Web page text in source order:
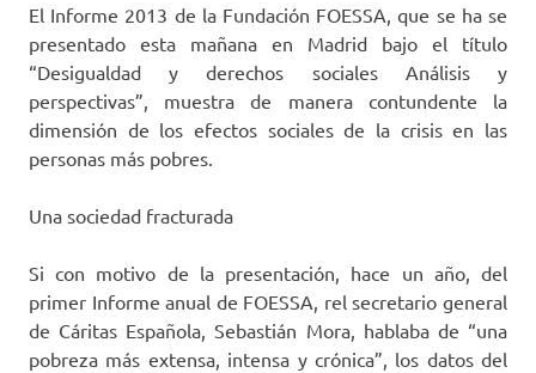
El Informe 2013 de la Fundación FOESSA, que se ha se
presentado esta mañana en Madrid bajo el título
“Desigualdad y derechos sociales Análisis y
perspectivas”, muestra de manera contundente la
dimensión de los efectos sociales de la crisis en las
personas más pobres.
Una sociedad fracturada
Si con motivo de la presentación, hace un año, del
primer Informe anual de FOESSA, rel secretario general
de Cáritas Española, Sebastián Mora, hablaba de “una
pobreza más extensa, intensa y crónica”, los datos del